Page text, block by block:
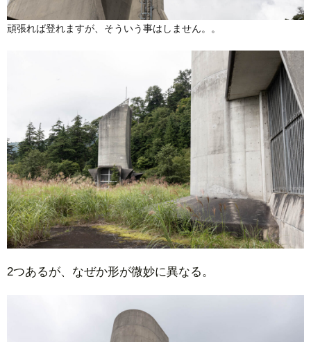
頑張れば登れますが、そういう事はしません。。
2つあるが、なぜか形が微妙に異なる。